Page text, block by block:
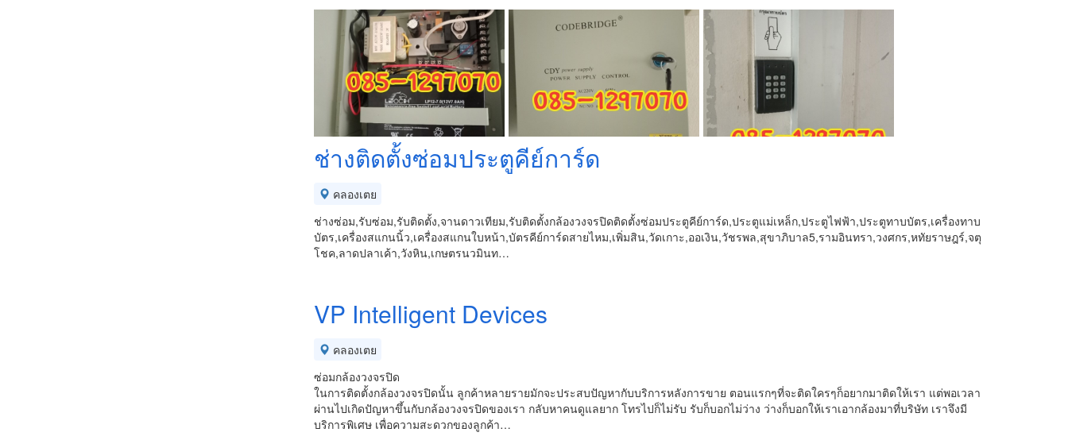
ช่างติดตั้งซ่อมประตูคีย์การ์ด
คลองเตย
ช่างซ่อม,รับซ่อม,รับติดตั้ง,จานดาวเทียม,รับติดตั้งกล้องวงจรปิดติดตั้งซ่อมประตูคีย์การ์ด,ประตูแม่เหล็ก,ประตูไฟฟ้า,ประตูทาบบัตร,เครื่องทาบ
บัตร,เครื่องสแกนนิ้ว,เครื่องสแกนใบหน้า,บัตรคีย์การ์ดสายไหม,เพิ่มสิน,วัดเกาะ,ออเงิน,วัชรพล,สุขาภิบาล5,รามอินทรา,วงศกร,หทัยราษฎร์,จตุ
โชค,ลาดปลาเค้า,วังหิน,เกษตรนวมินท…
VP Intelligent Devices
คลองเตย
ซ่อมกล้องวงจรปิด
ในการติดตั้งกล้องวงจรปิดนั้น ลูกค้าหลายรายมักจะประสบปัญหากับบริการหลังการขาย ตอนแรกๆที่จะติดใครๆก็อยากมาติดให้เรา แต่พอเวลา
ผ่านไปเกิดปัญหาขึ้นกับกล้องวงจรปิดของเรา กลับหาคนดูแลยาก โทรไปก็ไม่รับ รับก็บอกไม่ว่าง ว่างก็บอกให้เราเอากล้องมาที่บริษัท เราจึงมี
บริการพิเศษ เพื่อความสะดวกของลูกค้า…